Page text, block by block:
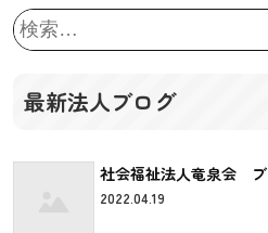
検
索:
最新法人ブログ
社会福祉法人竜泉会
2022.04.19